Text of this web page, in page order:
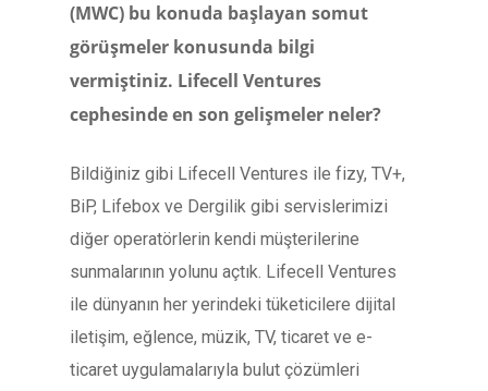
(MWC) bu konuda başlayan somut
görüşmeler konusunda bilgi
vermiştiniz. Lifecell Ventures
cephesinde en son gelişmeler neler?
Bildiğiniz gibi Lifecell Ventures ile fizy, TV+,
BiP, Lifebox ve Dergilik gibi servislerimizi
diğer operatörlerin kendi müşterilerine
sunmalarının yolunu açtık. Lifecell Ventures
ile dünyanın her yerindeki tüketicilere dijital
iletişim, eğlence, müzik, TV, ticaret ve e-
ticaret uygulamalarıyla bulut çözümleri